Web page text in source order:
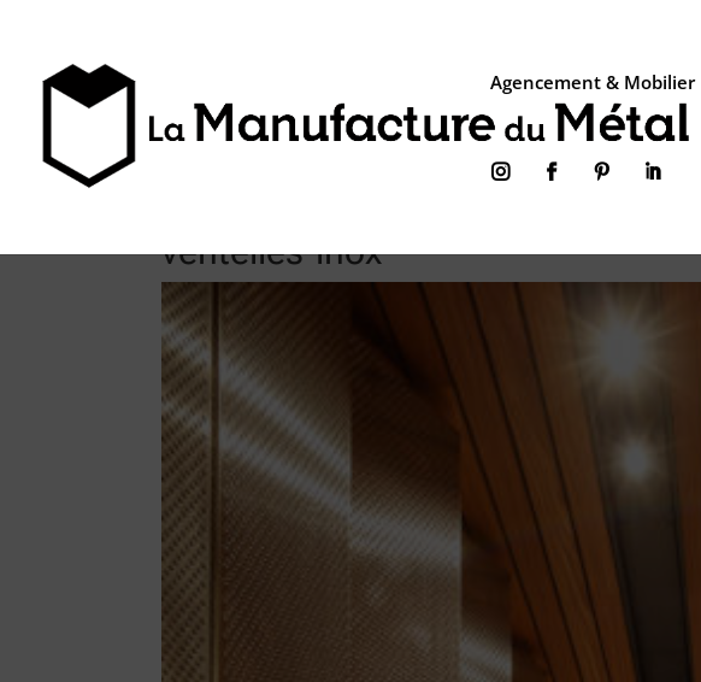
Agencement & Mobilier
   
ventelles-inox